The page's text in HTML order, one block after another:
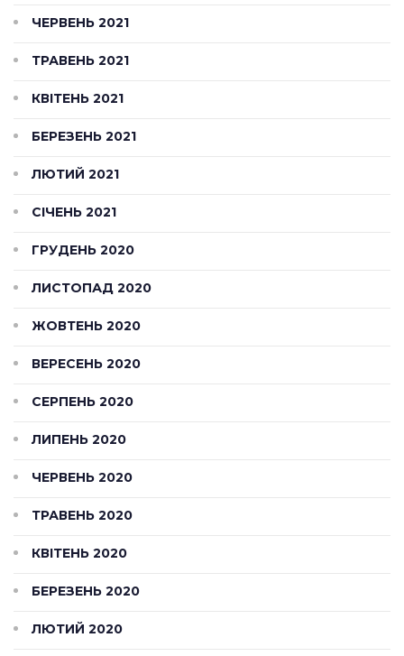
ЧЕРВЕНЬ 2021
ТРАВЕНЬ 2021
КВІТЕНЬ 2021
БЕРЕЗЕНЬ 2021
ЛЮТИЙ 2021
СІЧЕНЬ 2021
ГРУДЕНЬ 2020
ЛИСТОПАД 2020
ЖОВТЕНЬ 2020
ВЕРЕСЕНЬ 2020
СЕРПЕНЬ 2020
ЛИПЕНЬ 2020
ЧЕРВЕНЬ 2020
ТРАВЕНЬ 2020
КВІТЕНЬ 2020
БЕРЕЗЕНЬ 2020
ЛЮТИЙ 2020